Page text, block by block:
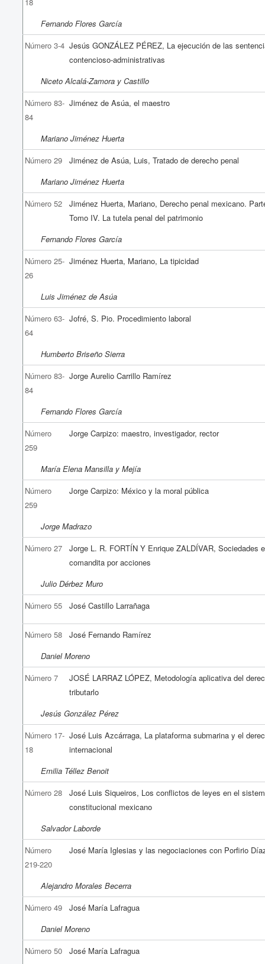
Fernando Flores García
Número 3-4 Jesús GONZÁLEZ PÉREZ, La ejecución de las
contencioso-administrativas
Niceto Alcalá-Zamora y Castillo
Número 83-
84
Jiménez de Asúa, el maestro
Mariano Jiménez Huerta
Número 29
Jiménez de Asúa, Luis, Tratado de derecho penal
Mariano Jiménez Huerta
Número 52
Jiménez Huerta, Mariano, Derecho penal mexicano.
Tomo IV. La tutela penal del patrimonio
Fernando Flores García
Número 25-
26
Jiménez Huerta, Mariano, La tipicidad
Luis Jiménez de Asúa
Número 63-
64
Jofré, S. Pio. Procedimiento laboral
Humberto Briseño Sierra
Número 83-
84
Jorge Aurelio Carrillo Ramírez
Fernando Flores García
Número
259
Jorge Carpizo: maestro, investigador, rector
María Elena Mansilla y Mejía
Número
259
Jorge Carpizo: México y la moral pública
Jorge Madrazo
Número 27
Jorge L. R. FORTÍN Y Enrique ZALDÍVAR, Sociedades
comandita por acciones
Julio Dérbez Muro
Número 55
José Castillo Larrañaga
Número 58
José Fernando Ramírez
Daniel Moreno
Número 7
JOSÉ LARRAZ LÓPEZ, Metodología aplicativa del
tributarlo
Jesús González Pérez
Número 17-
18
José Luis Azcárraga, La plataforma submarina y el
internacional
Emilia Téllez Benoit
Número 28
José Luis Siqueiros, Los conflictos de leyes en el
constitucional mexicano
Salvador Laborde
Número
219-220
José María Iglesias y las negociaciones con Porfirio
Alejandro Morales Becerra
Número 49
José María Lafragua
Daniel Moreno
Número 50
José María Lafragua